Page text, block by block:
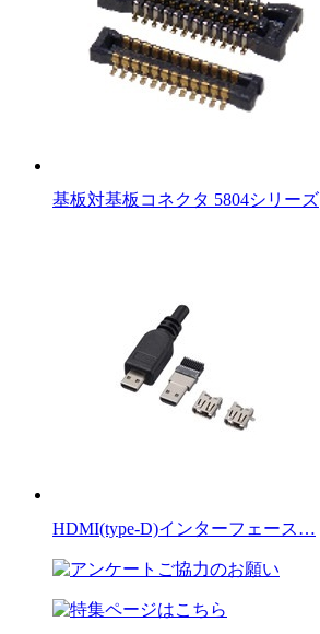
基板対基板コネクタ 5804シリーズ
HDMI(type-D)インターフェース…